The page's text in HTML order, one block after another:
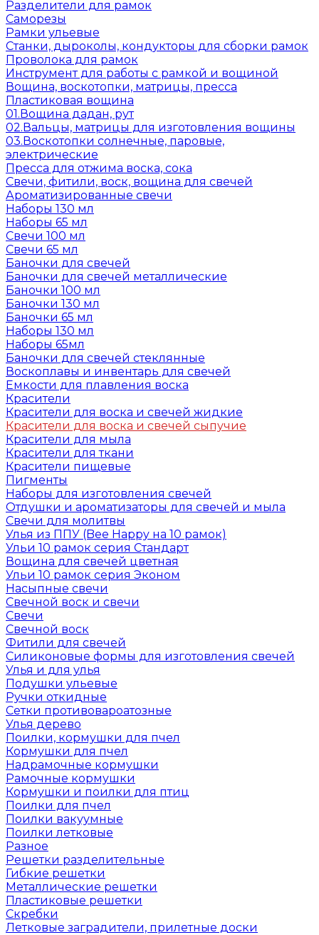
Разделители для рамок
Саморезы
Рамки ульевые
Станки, дыроколы, кондукторы для сборки рамок
Проволока для рамок
Инструмент для работы с рамкой и вощиной
Вощина, воскотопки, матрицы, пресса
Пластиковая вощина
01.Вощина дадан, рут
02.Вальцы, матрицы для изготовления вощины
03.Воскотопки солнечные, паровые,
электрические
Пресса для отжима воска, сока
Свечи, фитили, воск, вощина для свечей
Ароматизированные свечи
Наборы 130 мл
Наборы 65 мл
Свечи 100 мл
Свечи 65 мл
Баночки для свечей
Баночки для свечей металлические
Баночки 100 мл
Баночки 130 мл
Баночки 65 мл
Наборы 130 мл
Наборы 65мл
Баночки для свечей стеклянные
Воскоплавы и инвентарь для свечей
Емкости для плавления воска
Красители
Красители для воска и свечей жидкие
Красители для воска и свечей сыпучие
Красители для мыла
Красители для ткани
Красители пищевые
Пигменты
Наборы для изготовления свечей
Отдушки и ароматизаторы для свечей и мыла
Свечи для молитвы
Улья из ППУ (Bee Happy на 10 рамок)
Ульи 10 рамок серия Стандарт
Вощина для свечей цветная
Ульи 10 рамок серия Эконом
Насыпные свечи
Свечной воск и свечи
Свечи
Свечной воск
Фитили для свечей
Силиконовые формы для изготовления свечей
Улья и для улья
Подушки ульевые
Ручки откидные
Сетки противовароатозные
Улья дерево
Поилки, кормушки для пчел
Кормушки для пчел
Надрамочные кормушки
Рамочные кормушки
Кормушки и поилки для птиц
Поилки для пчел
Поилки вакуумные
Поилки летковые
Разное
Решетки разделительные
Гибкие решетки
Металлические решетки
Пластиковые решетки
Скребки
Летковые заградители, прилетные доски